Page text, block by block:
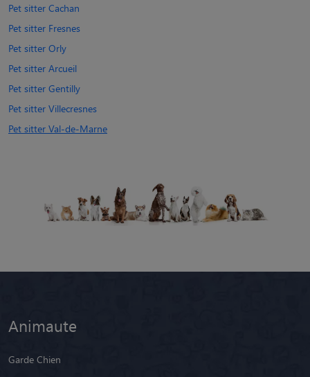
Pet sitter Cachan
Pet sitter Fresnes
Pet sitter Orly
Pet sitter Arcueil
Pet sitter Gentilly
Pet sitter Villecresnes
Pet sitter Val-de-Marne
Animaute
Garde Chien